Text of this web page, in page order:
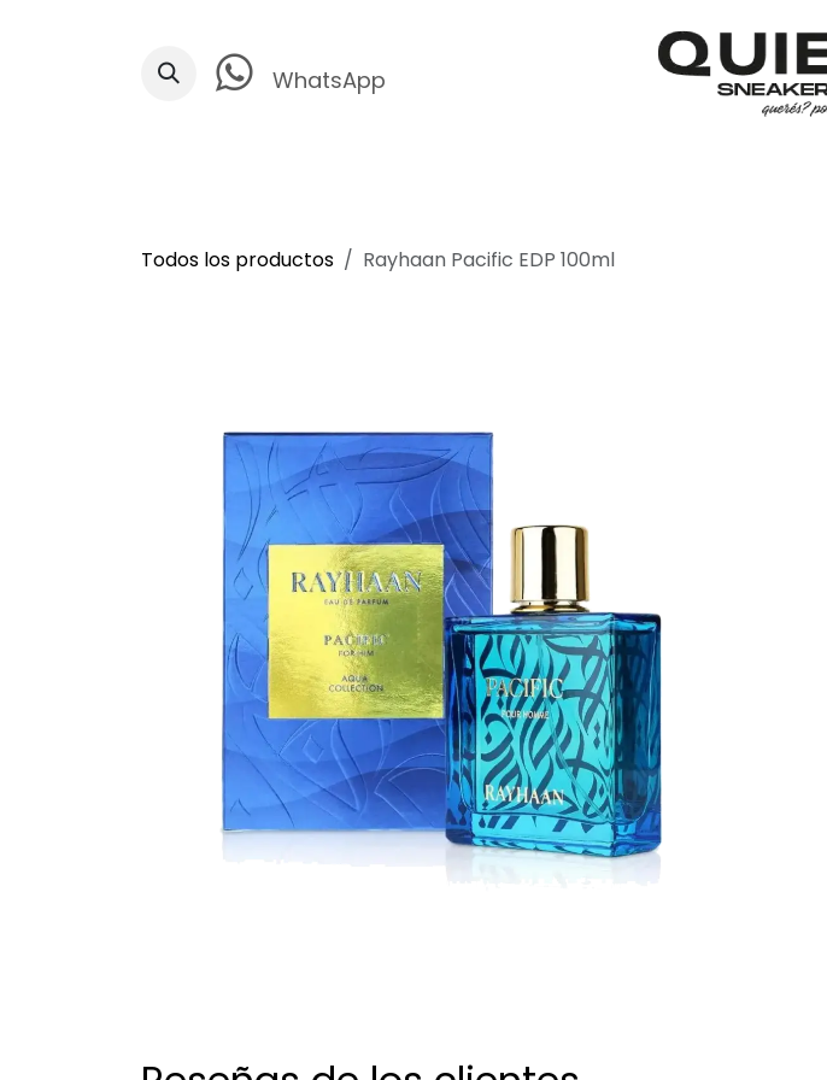
WhatsApp
Todos los productos Rayhaan Pacific EDP 100ml